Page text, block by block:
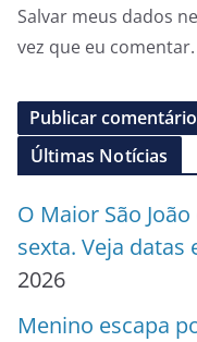
Salvar meus dados
vez que eu comentar.
Últimas Notícias
O Maior São
sexta. Veja datas
2026
Menino escapa